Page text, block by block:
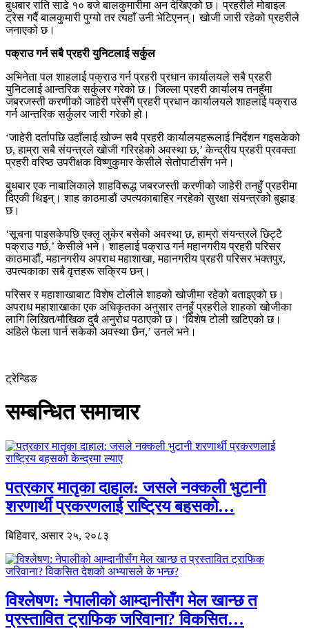
बुधबार राति साढे १० बजे बालकुमारीमा अन देखिएको छ। प्रहरीले मोबाइल
ट्रेस गर्दै बालकुमारी पुग्यो तर त्यहाँ उनी भेटिएनन्। खोजी जारी रहेको प्रहरीले
जनाएको छ।
पक्राउ गर्न सबै प्रहरी युनिटलाई सर्कुल
अभिनेता पल शाहलाई पक्राउ गर्न प्रहरी प्रधान कार्यालयले सबै प्रहरी
युनिटलाई आन्तरिक सर्कुलर गरेको छ। जिल्ला प्रहरी कार्यालय तनहुँमा
जबरजस्ती करणीको जाहेरी परेसँगै प्रहरी प्रधान कार्यालयले शाहलाई पक्राउ
गर्न आन्तरिक सर्कुलर जारी गरेको हो।
‘जाहेरी दर्तापछि उहाँलाई खोज्न सबै प्रहरी कार्यालयहरूलाई निर्देशन गइसकेको
छ, हाम्रा सबै संयन्त्रले खोजी गरिरहेको अवस्था छ,’ केन्द्रीय प्रहरी प्रवक्ता
प्रहरी वरिष्ठ उपरीक्षक विष्णुकुमार केसीले सेतोपाटीसँग भने।
बुधबार एक नाबालिकाले शाहविरूद्ध जबरजस्ती करणीको जाहेरी तनहुँ प्रहरीमा
दिएकी थिइन्। शाह काठमाडौं उपत्यकाबाहिर नरहेको सुरक्षा संयन्त्रको बुझाइ
छ।
‘सूचना पाइसकेपछि एक्लृ लुकेर बसेको अवस्था छ, हाम्रो संयन्त्रले छिट्टै
पक्राउ गर्छ,’ केसीले भने। शाहलाई पक्राउ गर्न महानगरीय प्रहरी परिसर
काठमाडौं, महानगरीय अपराध महाशाखा, महानगरीय प्रहरी परिसर भक्तपुर,
उपत्यकाका सबै वृत्तहरू सक्रिय छन्।
परिसर र महाशाखाबाट विशेष टोलीले शाहको खोजीमा रहेको बताइएको छ।
अपराध महाशाखाका एक अधिकृतका अनुसार तनहुँ प्रहरीले शाहको खोजीका
लागि लिखित/मौखिक दुबै अनुरोध पठाएको छ। ‘विशेष टोली खटिएको छ।
अहिले फेला पार्न सकेको अवस्था छैन,’ उनले भने।
ट्रेन्डिङ
सम्बन्धित समाचार
पत्रकार मातृका दाहाल: जसले नक्कली भुटानी
शरणार्थी प्रकरणलाई राष्ट्रिय बहसको…
बिहिवार, असार २५, २०८३
विश्लेषण: नेपालीको आम्दानीसँग मेल खान्छ त
प्रस्तावित ट्राफिक जरिवाना? विकसित…